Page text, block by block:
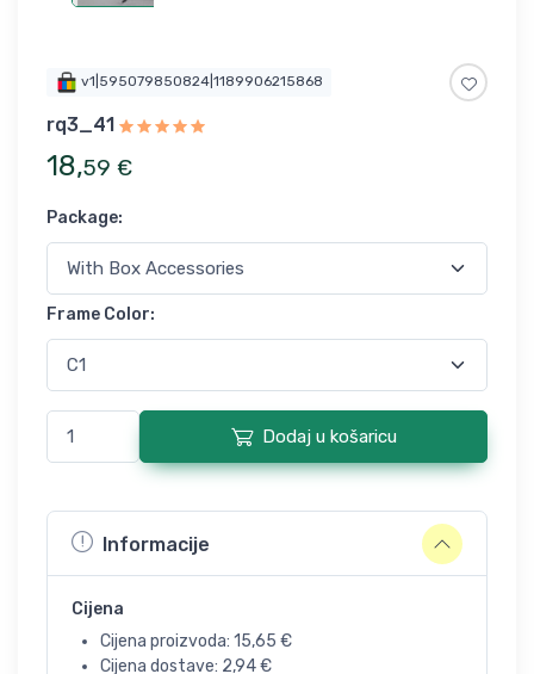
v1|595079850824|1189906215868
rq3_41
18,59 €
Package:
Frame Color:
Dodaj u košaricu
Informacije
Cijena
Cijena proizvoda: 15,65 €
Cijena dostave: 2,94€